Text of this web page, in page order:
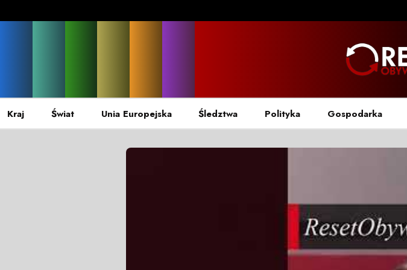
Kraj Świat Unia Europejska Śledztwa Polityka Gospodarka